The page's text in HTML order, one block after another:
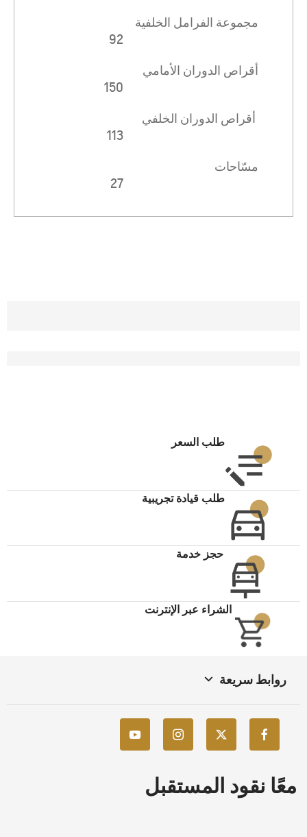
مجموعة الفرامل الخلفية
92
أقراص الدوران الأمامي
150
أقراص الدوران الخلفي
113
مسّاحات
27
طلب السعر
طلب قيادة تجريبية
حجز خدمة
الشراء عبر الإنترنت
روابط سريعة
معًا نقود المستقبل